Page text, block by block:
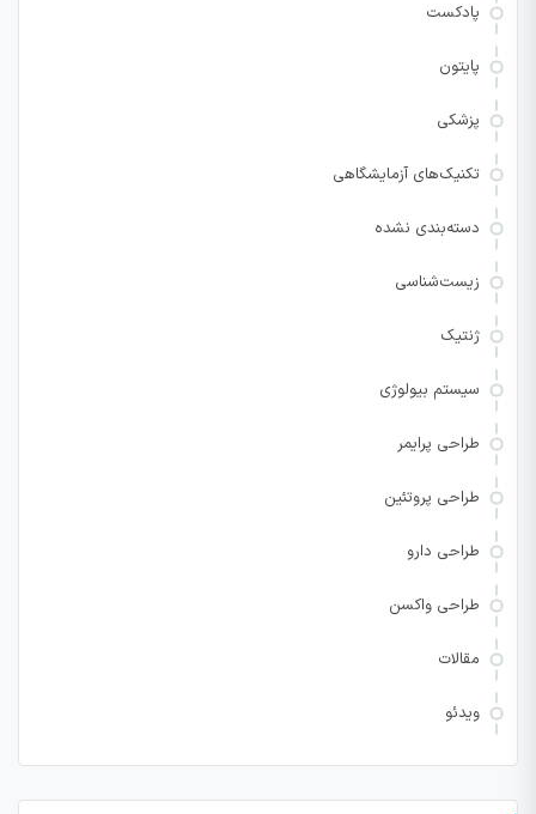
پادکست
پایتون
پزشکی
تکنیک‌های آزمایشگاهی
دسته‌بندی نشده
زیست‌شناسی
ژنتیک
سیستم بیولوژی
طراحی پرایمر
طراحی پروتئین
طراحی دارو
طراحی واکسن
مقالات
ویدئو